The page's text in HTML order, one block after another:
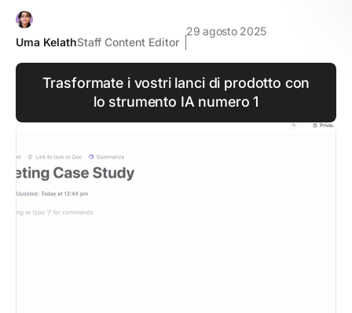
Uma KelathStaff Content Editor
29 agosto 2025
Trasformate i vostri lanci di prodotto con
lo strumento IA numero 1